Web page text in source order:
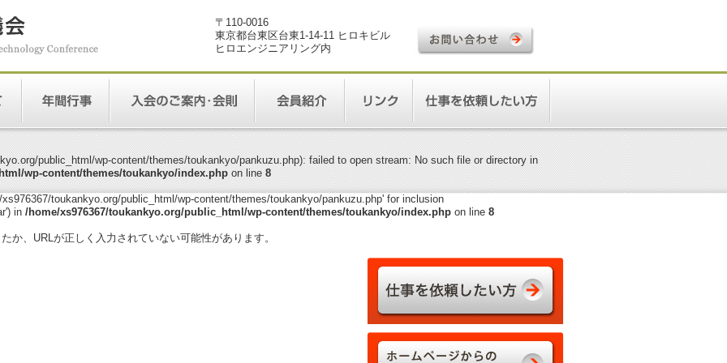
〒110-0016
東京都台東区台東1-14-11 ヒロキビル
ヒロエンジニアリング内
public_html/wp-content/themes/toukankyo/pankuzu.php): failed to open stream: No such file or directory in
wp-content/themes/toukankyo/index.phpon line8
toukankyo.org/public_html/wp-content/themes/toukankyo/pankuzu.php' for inclusion
in /home/xs976367/toukankyo.org/public_html/wp-content/themes/toukankyo/index.phpon line 8
か、URLが正しく入力されていない可能性があります。